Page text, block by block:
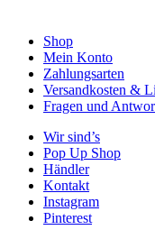
Shop
Mein Konto
Zahlungsarten
Versandkosten &
Fragen und
Wir sind’s
Pop Up Shop
Händler
Kontakt
Instagram
Pinterest